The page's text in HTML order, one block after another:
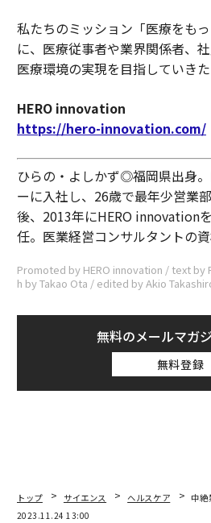
私たちのミッション「医療をも
に、医療従事者や業界関係者、
医療環境の実現を目指していきた
HERO innovation
https://hero-innovation.com/
ひらの・よしかず◎福岡県出身
ーに入社し、26歳で最年少営業
後、2013年にHERO innovation
任。医業経営コンサルタントの資
Promoted by HERO innovation / text by
h by Takao Ota / edited by Akio
無料のメールマガ
無料登録
トップ サイエンス ヘルスケア
中絶
2023.11.24 13:00